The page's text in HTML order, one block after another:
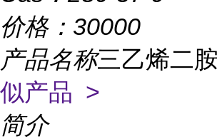
价格： 30000
产品名称三乙烯二胺
似产品 >
简介